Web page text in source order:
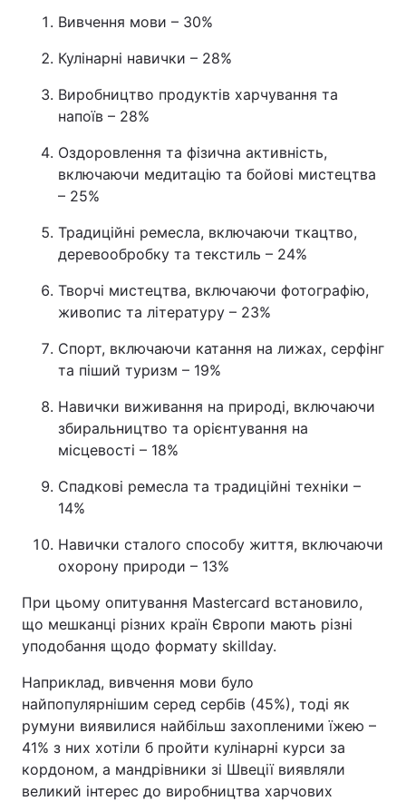
Вивчення мови – 30%
Кулінарні навички – 28%
Виробництво продуктів харчування та
напоїв – 28%
Оздоровлення та фізична активність,
включаючи медитацію та бойові мистецтва
– 25%
Традиційні ремесла, включаючи ткацтво,
деревообробку та текстиль – 24%
Творчі мистецтва, включаючи фотографію,
живопис та літературу – 23%
Спорт, включаючи катання на лижах, серфінг
та піший туризм – 19%
Навички виживання на природі, включаючи
збиральництво та орієнтування на
місцевості – 18%
Спадкові ремесла та традиційні техніки –
14%
Навички сталого способу життя, включаючи
охорону природи – 13%
При цьому опитування Mastercard встановило,
що мешканці різних країн Європи мають різні
уподобання щодо формату skillday.
Наприклад, вивчення мови було
найпопулярнішим серед сербів (45%), тоді як
румуни виявилися найбільш захопленими їжею –
41% з них хотіли б пройти кулінарні курси за
кордоном, а мандрівники зі Швеції виявляли
великий інтерес до виробництва харчових